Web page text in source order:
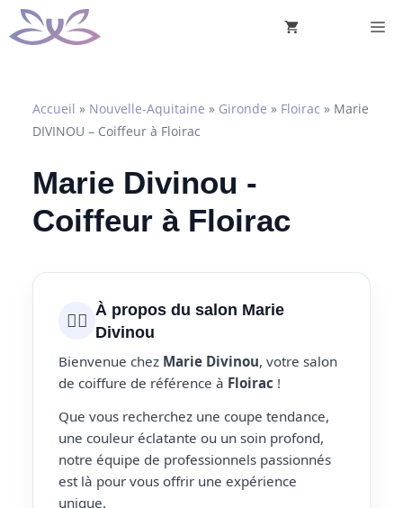
Aller
au
Accueil » Nouvelle-Aquitaine » Gironde » Floirac » Marie
DIVINOU – Coiffeur à Floirac
Marie Divinou -
Coiffeur à Floirac
💇‍♀️ À propos du salon Marie
Divinou
Bienvenue chez Marie Divinou, votre salon
de coiffure de référence à Floirac !
Que vous recherchez une coupe tendance,
une couleur éclatante ou un soin profond,
notre équipe de professionnels passionnés
est là pour vous offrir une expérience
unique.